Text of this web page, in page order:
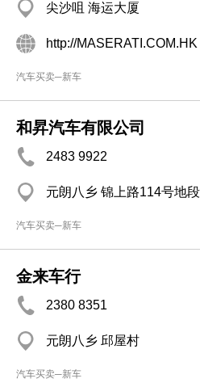
尖沙咀 海运大厦
http://MASERATI.COM.HK
汽车买卖─新车
和昇汽车有限公司
2483 9922
元朗八乡 锦上路114号地
汽车买卖─新车
金来车行
2380 8351
元朗八乡 邱屋村
汽车买卖─新车